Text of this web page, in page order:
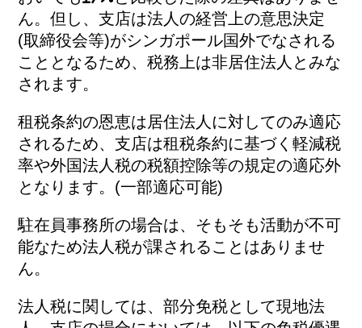
ん。但し、支店は法人の経営上の意思決定
(取締役会等)がシンガポール国外でなされる
こととなるため、税務上は非居住法人とみな
されます。
租税条約の恩恵は居住法人に対してのみ適応
されるため、支店は租税条約に基づく軽減税
率や外国法人税の税額控除等の規定の適応外
となります。(一部適応可能)
駐在員事務所の場合は、そもそも活動が不可
能なため法人税が課されることはありませ
ん。
法人税に関しては、部分免税として現地法